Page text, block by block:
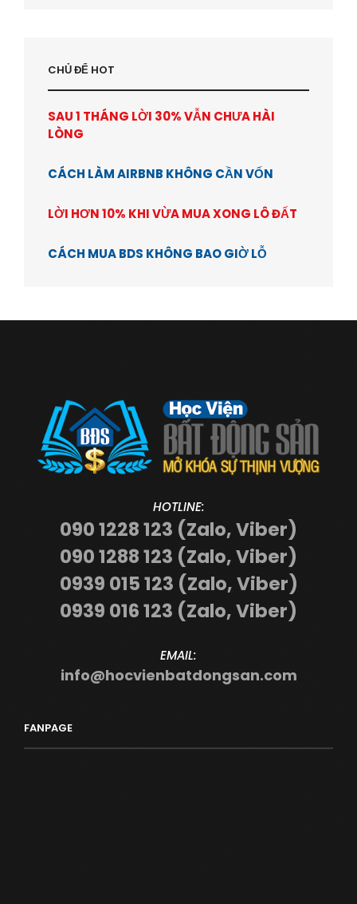
CHỦ ĐỂ HOT
SAU 1 THÁNG LỜI 30% VẪN CHƯA HÀI
LÒNG
CÁCH LÀM AIRBNB KHÔNG CẦN VỐN
LỜI HƠN 10% KHI VỪA MUA XONG LÔ ĐẤT
CÁCH MUA BDS KHÔNG BAO GIỜ LỖ
HOTLINE:
090 1228 123 (Zalo, Viber)
090 1288 123 (Zalo, Viber)
0939 015 123 (Zalo, Viber)
0939 016 123 (Zalo, Viber)
EMAIL:
info@hocvienbatdongsan.com
FANPAGE